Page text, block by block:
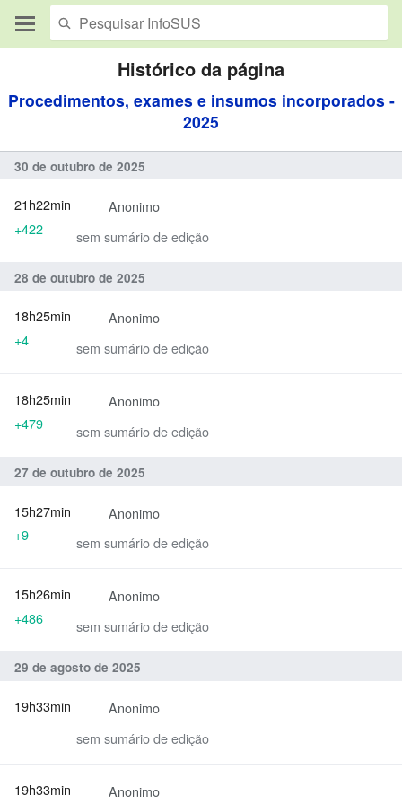
Histórico da página
Procedimentos, exames e insumos incorporados -
2025
30 de outubro de 2025
Anonimo
sem sumário de edição
21h22min
+422
28 de outubro de 2025
Anonimo
sem sumário de edição
18h25min
+4
Anonimo
sem sumário de edição
18h25min
+479
27 de outubro de 2025
Anonimo
sem sumário de edição
15h27min
+9
Anonimo
sem sumário de edição
15h26min
+486
29 de agosto de 2025
Anonimo
sem sumário de edição
19h33min
Anonimo
19h33min